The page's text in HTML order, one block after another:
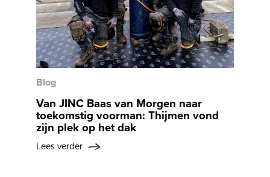
Blog
Van JINC Baas van Morgen naar
toekomstig voorman: Thijmen vond
zijn plek op het dak
Lees verder